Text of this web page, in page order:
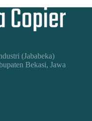
(Jababeka)
Bekasi, Jawa